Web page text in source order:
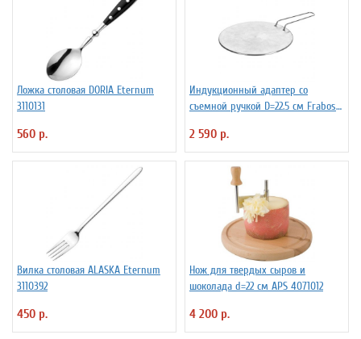
Ложка столовая DORIA Eternum
3110131
560 р.
Индукционный адаптер со
съемной ручкой D=22.5 см Frabosk
2 590 р.
Вилка столовая ALASKA Eternum
3110392
450 р.
Нож для твердых сыров и
шоколада d=22 см APS 4071012
4 200 р.